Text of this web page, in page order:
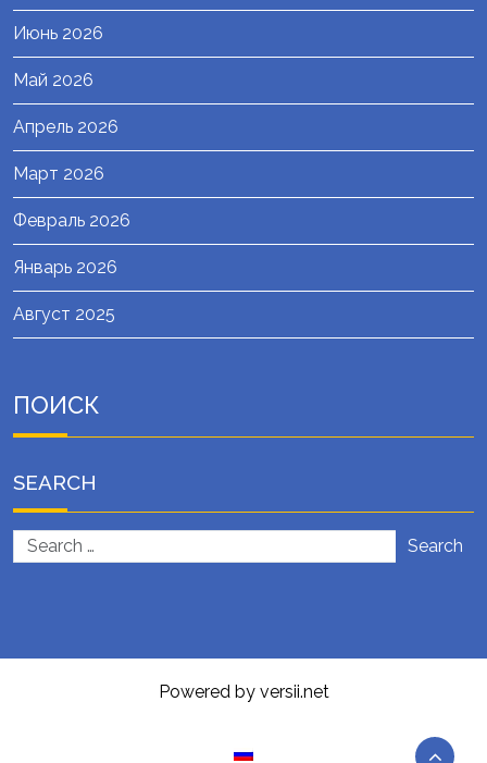
Июнь 2026
Май 2026
Апрель 2026
Март 2026
Февраль 2026
Январь 2026
Август 2025
ПОИСК
SEARCH
Search
Powered by versii.net